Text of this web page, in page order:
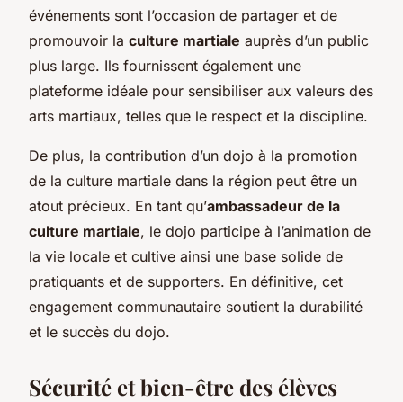
événements sont l’occasion de partager et de
promouvoir la culture martiale auprès d’un public
plus large. Ils fournissent également une
plateforme idéale pour sensibiliser aux valeurs des
arts martiaux, telles que le respect et la discipline.
De plus, la contribution d’un dojo à la promotion
de la culture martiale dans la région peut être un
atout précieux. En tant qu’ambassadeur de la
culture martiale, le dojo participe à l’animation de
la vie locale et cultive ainsi une base solide de
pratiquants et de supporters. En définitive, cet
engagement communautaire soutient la durabilité
et le succès du dojo.
Sécurité et bien-être des élèves